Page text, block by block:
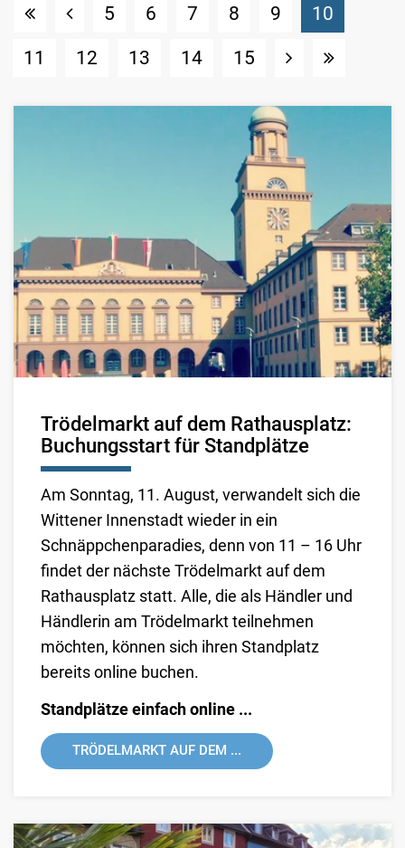
5 6 7 8 9 10
11
12 13 14 15
Trödelmarkt auf dem Rathausplatz:
Buchungsstart für Standplätze
Am Sonntag, 11. August, verwandelt sich die
Wittener Innenstadt wieder in ein
Schnäppchenparadies, denn von 11 – 16 Uhr
findet der nächste Trödelmarkt auf dem
Rathausplatz statt. Alle, die als Händler und
Händlerin am Trödelmarkt teilnehmen
möchten, können sich ihren Standplatz
bereits online buchen.
Standplätze einfach online ...
TRÖDELMARKT AUF DEM ...